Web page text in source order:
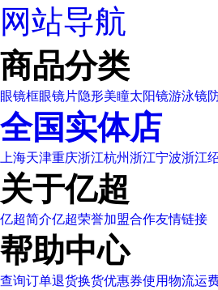
网站导航
商品分类
眼镜框眼镜片隐形美瞳太阳镜游泳镜
全国实体店
上海天津重庆浙江杭州浙江宁波浙江
关于亿超
亿超简介亿超荣誉加盟合作友情链接
帮助中心
查询订单退货换货优惠券使用物流运